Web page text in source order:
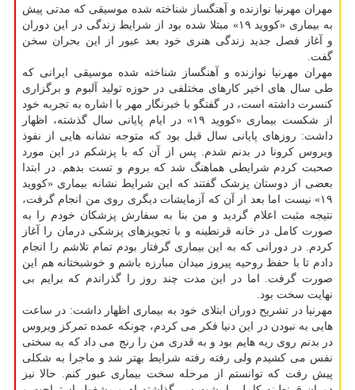
مهران مهرنیا نوازنده و آهنگساز شناخته شده موسیقی که مدتی پیش
به بیماری «کووید ۱۹» مبتلا شده بود از شرایط زندگی در این دوران
و آغاز فصل جدید زندگی هنری خود بعد عبور از این بحران سخن
گفت.
مهران مهرنیا نوازنده و آهنگساز شناخته شده موسیقی ایرانی که
طی سال های اخیر کارهای مختلفی در حوزه تولید آلبوم و برگزاری
کنسرت داشته است، در گفتگو با خبرنگار مهر با اشاره به تجربه خود
از شکست بیماری «کووید ۱۹» در ایام پایانی سال گذشته، اظهار
داشت: روزهای پایانی سال قبل بود که متوجه نشانه هایی از نفوذ
ویروس کرونا در بدنم شدم. پس از آن که با پزشکم در این مورد
صحبت کردم شرایطی هماهنگ شد که بروم و تست بدهم. در ابتدا
بعضی از دوستان پزشک گفتند که این شرایط نشانه بیماری «کووید
۱۹» نیست اما بعد از آن که آزمایشات دیگری روی من انجام گرفت،
نتیجه مثبت اعلام گردید و من بنا به سفارش پزشکان خودم را به
صورت کامل در خانه قرنطینه و با تجویزهای پزشکی درمان را آغاز
کردم. در دورانی که به این بیماری گرفتار بودم تمام تلاشم را انجام
دادم تا با حفظ روحیه پیروز میدان مبارزه باشم و خوشبختانه هم این
صورت گرفت. اما در این مدت چند روز را گذراندم که برایم بی
نهایت سخت بود.
مهرنیا در تشریح دوران ابتلای خود به بیماری اظهار داشت: در ساعت
هایی به نبودن در این دنیا فکر می کردم، چونکه عمده تمرکز ویروس
در بدنم روی ریه هایم بود و به قدری من را رنج می داد که به سختی
نفس می کشیدم ولی رفته رفته شرایط بهتر شد و ماجرا به شکلی
پیش رفت که توانستم از مرحله سخت بیماری عبور کنم. حالا نیز